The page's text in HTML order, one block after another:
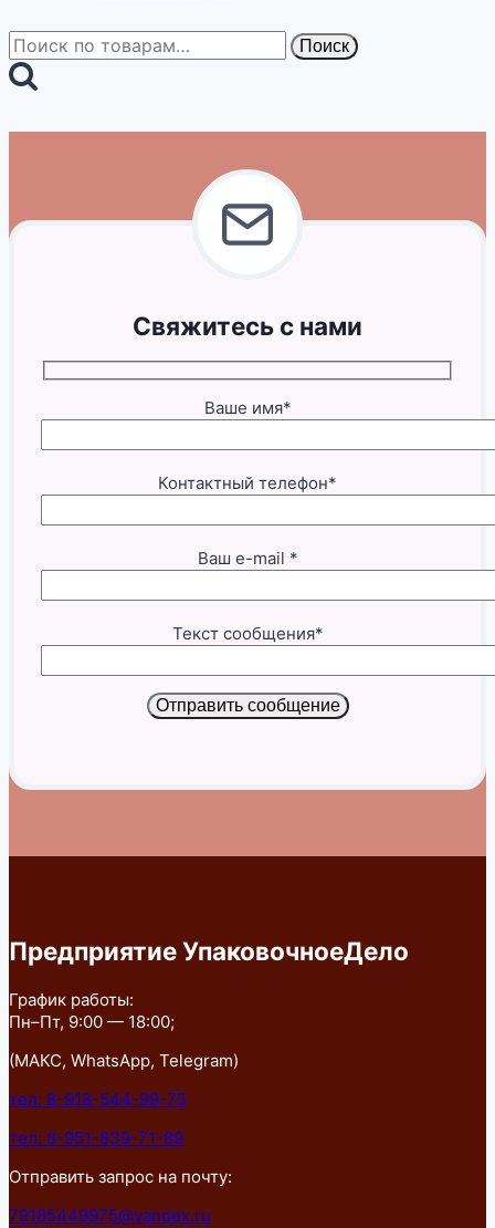
Искать: Поиск
Свяжитесь с нами
Ваше имя*
Контактный телефон*
Ваш e-mail *
Текст сообщения*
Отправить сообщение
Предприятие УпаковочноеДело
График работы:
Пн–Пт, 9:00 — 18:00;
(МАКС, WhatsApp, Telegram)
тел: 8-918-544-99-75
тел: 8-951-839-71-89
Отправить запрос на почту:
79185449975@yandex.ru